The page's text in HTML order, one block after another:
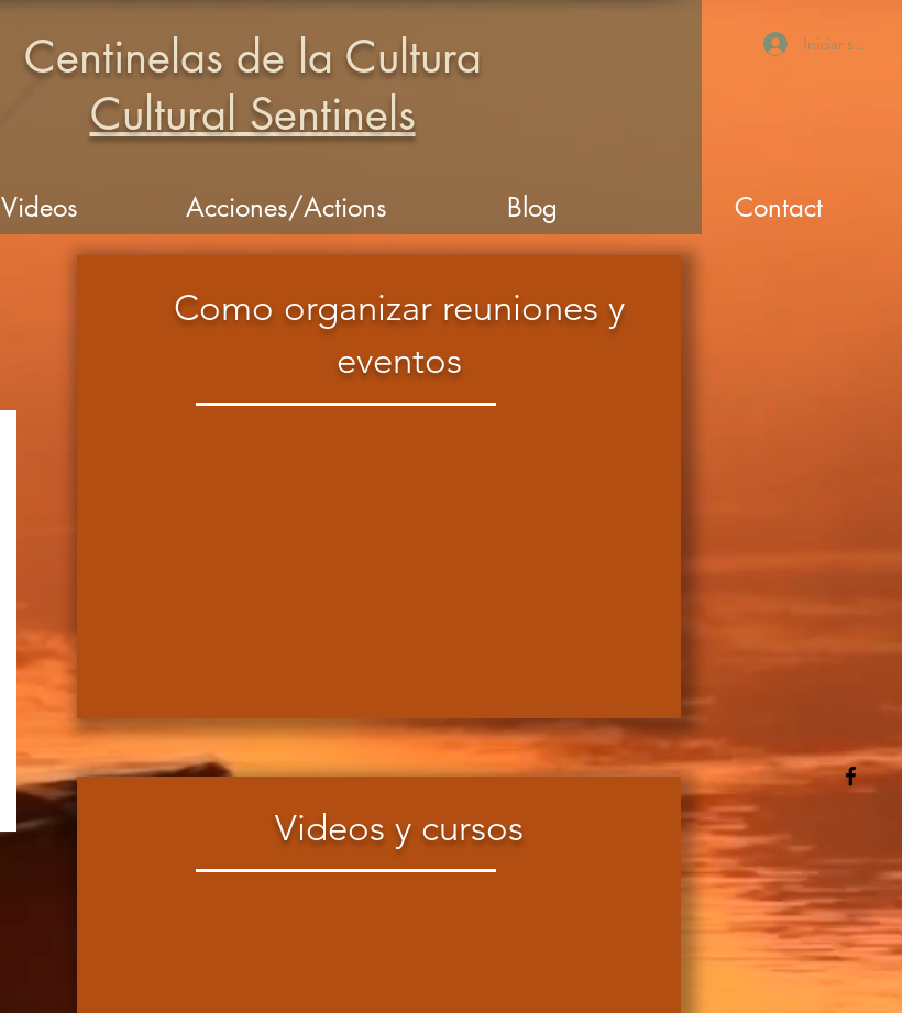
Iniciar sesión
Centinelas de la Cultura
Cultural Sentinels
Videos Acciones/Actions Blog Contact
Como organizar reuniones y
eventos
Videos y cursos